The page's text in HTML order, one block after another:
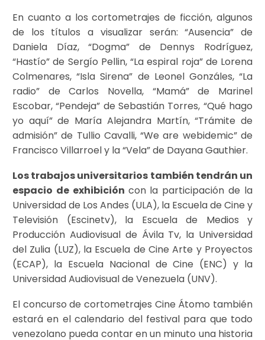
En cuanto a los cortometrajes de ficción, algunos
de los títulos a visualizar serán: “Ausencia” de
Daniela Díaz, “Dogma” de Dennys Rodríguez,
“Hastío” de Sergío Pellin, “La espiral roja” de Lorena
Colmenares, “Isla Sirena” de Leonel Gonzáles, “La
radio” de Carlos Novella, “Mamá” de Marinel
Escobar, “Pendeja” de Sebastián Torres, “Qué hago
yo aquí” de María Alejandra Martín, “Trámite de
admisión” de Tullio Cavalli, “We are webidemic” de
Francisco Villarroel y la “Vela” de Dayana Gauthier.
Los trabajos universitarios también tendrán un
espacio de exhibición con la participación de la
Universidad de Los Andes (ULA), la Escuela de Cine y
Televisión (Escinetv), la Escuela de Medios y
Producción Audiovisual de Ávila Tv, la Universidad
del Zulia (LUZ), la Escuela de Cine Arte y Proyectos
(ECAP), la Escuela Nacional de Cine (ENC) y la
Universidad Audiovisual de Venezuela (UNV).
El concurso de cortometrajes Cine Átomo también
estará en el calendario del festival para que todo
venezolano pueda contar en un minuto una historia